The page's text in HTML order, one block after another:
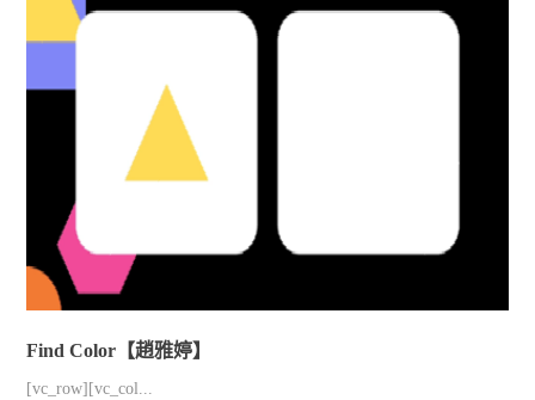
Find Color【趙雅婷】
[vc_row][vc_col...